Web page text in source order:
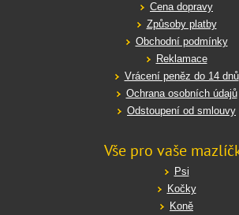
Cena dopravy
Způsoby platby
Obchodní podmínky
Reklamace
Vrácení peněz do 14 dnů
Ochrana osobních údajů
Odstoupení od smlouvy
Vše pro vaše
Psi
Kočky
Koně